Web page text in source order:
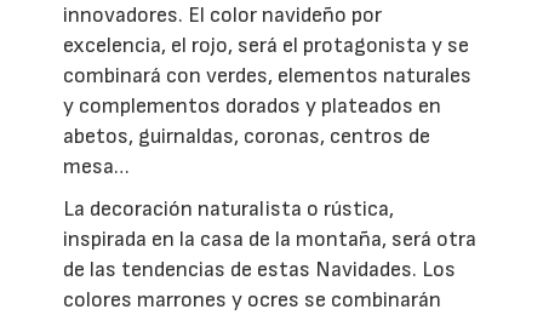
innovadores. El color navideño por
excelencia, el rojo, será el protagonista y se
combinará con verdes, elementos naturales
y complementos dorados y plateados en
abetos, guirnaldas, coronas, centros de
mesa…
La decoración naturalista o rústica,
inspirada en la casa de la montaña, será otra
de las tendencias de estas Navidades. Los
colores marrones y ocres se combinarán